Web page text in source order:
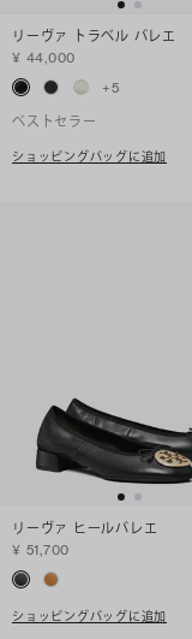
リーヴァ トラベル バレエ
¥ 44,000
+5
ベストセラー
ショッピングバッグに追加
リーヴァ ヒールバレエ
¥ 51,700
ショッピングバッグに追加